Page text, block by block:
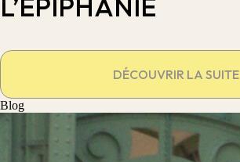
DÉCOUVRIR LA SUITE
Blog